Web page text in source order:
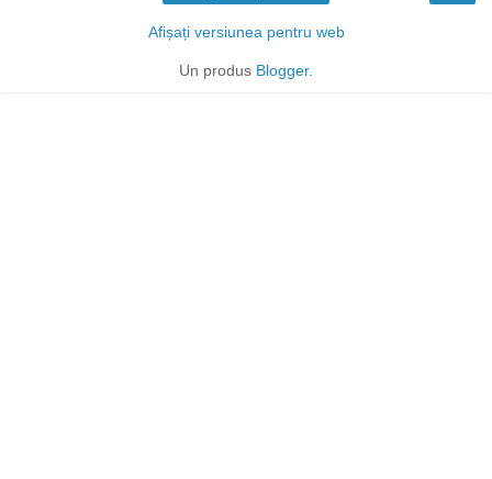
Afișați versiunea pentru web
Un produs Blogger.